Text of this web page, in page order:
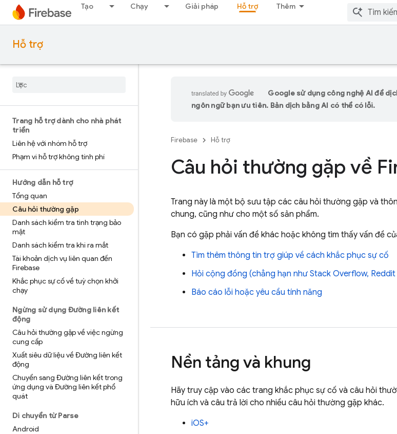
Tạo Chạy Giải pháp Hỗ trợ Thêm
Hỗ trợ
Trang hỗ trợ dành cho nhà phát
triển
Liên hệ với nhóm hỗ trợ
Phạm vi hỗ trợ không tính phí
Hướng dẫn hỗ trợ
Tổng quan
Câu hỏi thường gặp
Danh sách kiểm tra tình trạng bảo
mật
Danh sách kiểm tra khi ra mắt
Tài khoản dịch vụ liên quan đến
Firebase
Khắc phục sự cố về tuỳ chọn khởi
chạy
Ngừng sử dụng Đường liên kết
động
Câu hỏi thường gặp về việc ngừng
cung cấp
Xuất siêu dữ liệu về Đường liên kết
động
Chuyển sang Đường liên kết trong
ứng dụng và Đường liên kết phổ
quát
Di chuyển từ Parse
Android
Google sử dụng công nghệ AI để
ngôn ngữ bạn ưu tiên. Bản dịch bằng AI có thể có lỗi.
Firebase Hỗ trợ
Câu hỏi thường gặp về
Trang này là một bộ sưu tập các câu hỏi thường gặp và
chung, cũng như cho một số sản phẩm.
Bạn có gặp phải vấn đề khác hoặc không tìm thấy vấn đề
Tìm thêm thông tin trợ giúp về cách khắc phục sự cố
Hỏi cộng đồng (chẳng hạn như Stack Overflow,
Báo cáo lỗi hoặc yêu cầu tính năng
Nền tảng và khung
Hãy truy cập vào các trang khắc phục sự cố và câu hỏi
hữu ích và câu trả lời cho nhiều câu hỏi thường gặp khác.
iOS+